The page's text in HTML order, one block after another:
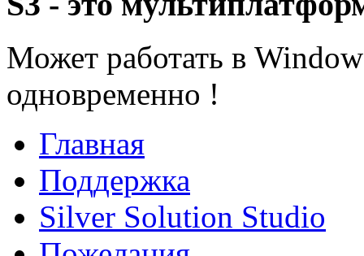
Может работать в
одновременно !
Главная
Поддержка
Silver Solution Studio